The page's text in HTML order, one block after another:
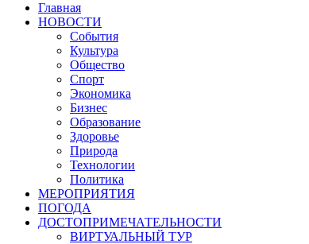
Главная
НОВОСТИ
События
Культура
Общество
Спорт
Экономика
Бизнес
Образование
Здоровье
Природа
Технологии
Политика
МЕРОПРИЯТИЯ
ПОГОДА
ДОСТОПРИМЕЧАТЕЛЬНОСТИ
ВИРТУАЛЬНЫЙ ТУР